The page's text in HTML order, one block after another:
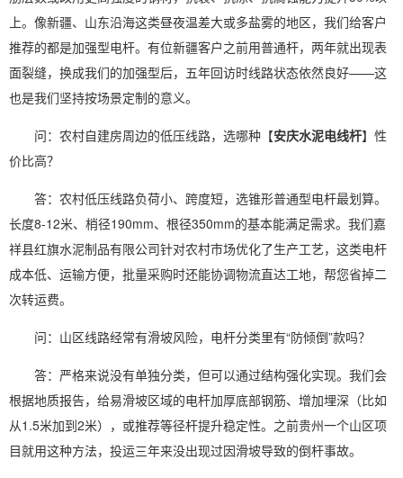
上。像新疆、山东沿海这类昼夜温差大或多盐雾的地区，我们给客户
推荐的都是加强型电杆。有位新疆客户之前用普通杆，两年就出现表
面裂缝，换成我们的加强型后，五年回访时线路状态依然良好——这
也是我们坚持按场景定制的意义。
问：农村自建房周边的低压线路，选哪种【安庆水泥电线杆】性
价比高？
答：农村低压线路负荷小、跨度短，选锥形普通型电杆最划算。
长度8-12米、梢径190mm、根径350mm的基本能满足需求。我们嘉
祥县红旗水泥制品有限公司针对农村市场优化了生产工艺，这类电杆
成本低、运输方便，批量采购时还能协调物流直达工地，帮您省掉二
次转运费。
问：山区线路经常有滑坡风险，电杆分类里有“防倾倒”款吗？
答：严格来说没有单独分类，但可以通过结构强化实现。我们会
根据地质报告，给易滑坡区域的电杆加厚底部钢筋、增加埋深（比如
从1.5米加到2米），或推荐等径杆提升稳定性。之前贵州一个山区项
目就用这种方法，投运三年来没出现过因滑坡导致的倒杆事故。